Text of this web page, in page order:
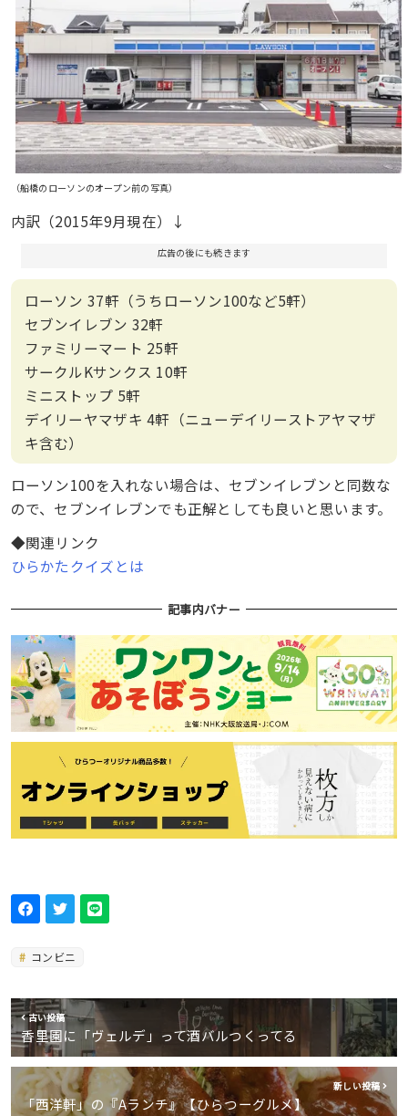
（船橋のローソンのオープン前の写真）
内訳（2015年9月現在）↓
広告の後にも続きます
ローソン 37軒（うちローソン100など5軒）
セブンイレブン 32軒
ファミリーマート 25軒
サークルKサンクス 10軒
ミニストップ 5軒
デイリーヤマザキ 4軒（ニューデイリーストアヤマザ
キ含む）
ローソン100を入れない場合は、セブンイレブンと同数な
ので、セブンイレブンでも正解としても良いと思います。
◆関連リンク
ひらかたクイズとは
記事内バナー
コンビニ
古い投稿
香里園に「ヴェルデ」って酒バルつくってる
新しい投稿
「西洋軒」の『Aランチ』【ひらつーグルメ】